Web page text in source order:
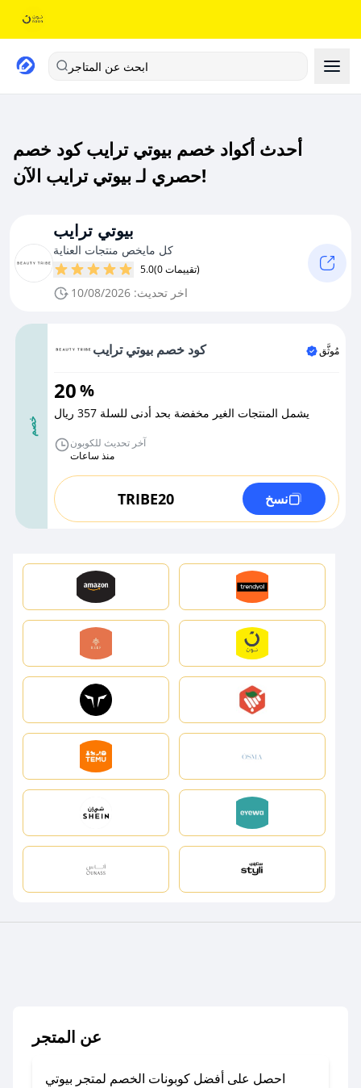
ابحث عن المتاجر
أحدث أكواد خصم بيوتي ترايب كود خصم
حصري لـ بيوتي ترايب الآن!
بيوتي ترايب
كل مايخص منتجات العناية
5.0 (0 تقييمات)
اخر تحديث: 10/08/2026
خصم
كود خصم بيوتي ترايب مُوثَّق
20%
يشمل المنتجات الغير مخفضة بحد أدنى للسلة 357 ريال
آخر تحديث للكوبون
منذ ساعات
TRIBE20 نسخ
عن المتجر
احصل على أفضل كوبونات الخصم لمتجر بيوتي